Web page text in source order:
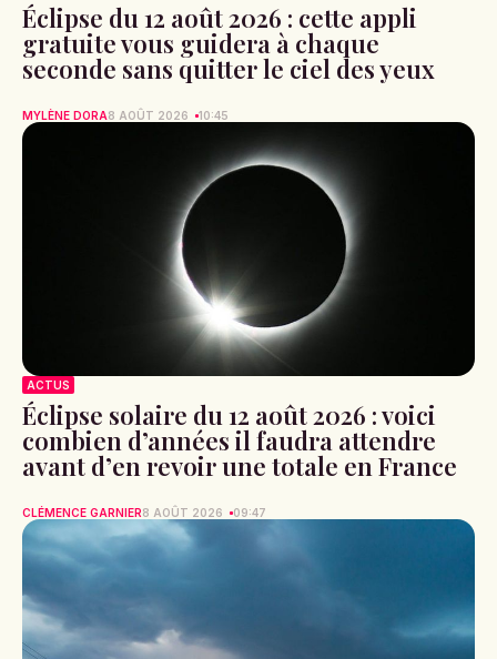
Éclipse du 12 août 2026 : cette appli
gratuite vous guidera à chaque
seconde sans quitter le ciel des yeux
MYLÈNE DORA8 AOÛT 2026 10:45
ACTUS
Éclipse solaire du 12 août 2026 : voici
combien d’années il faudra attendre
avant d’en revoir une totale en France
CLÉMENCE GARNIER8 AOÛT 2026 09:47